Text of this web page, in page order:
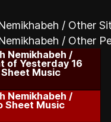
/ Other
/ Other
Nemikhabeh /
of Yesterday 16
Music
Nemikhabeh /
Sheet Music